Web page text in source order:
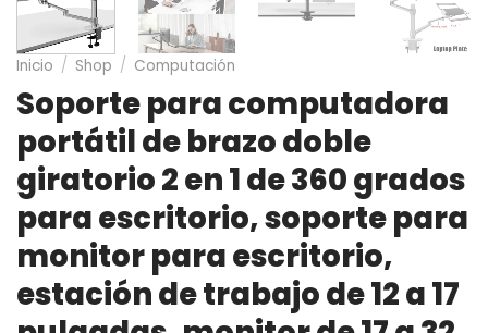
Inicio / Shop / Computación
Soporte para computadora
portátil de brazo doble
giratorio 2 en 1 de 360 grados
para escritorio, soporte para
monitor para escritorio,
estación de trabajo de 12 a 17